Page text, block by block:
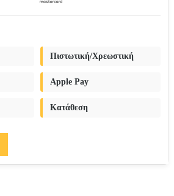
Πιστωτική/Χρεωστική
Apple Pay
Κατάθεση